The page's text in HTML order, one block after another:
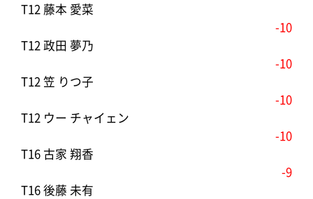
T12 藤本 愛菜
-10
T12 政田 夢乃
-10
T12 笠 りつ子
-10
T12 ウー チャイェン
-10
T16 古家 翔香
-9
T16 後藤 未有